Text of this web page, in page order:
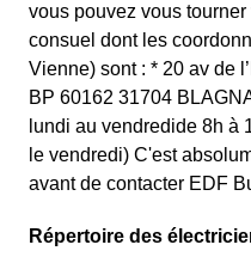
vous pouvez vous
consuel dont les
Vienne) sont : * 20 av de
BP 60162 31704
lundi au vendredide 8h à
le vendredi) C'est
avant de contacter EDF
Répertoire des